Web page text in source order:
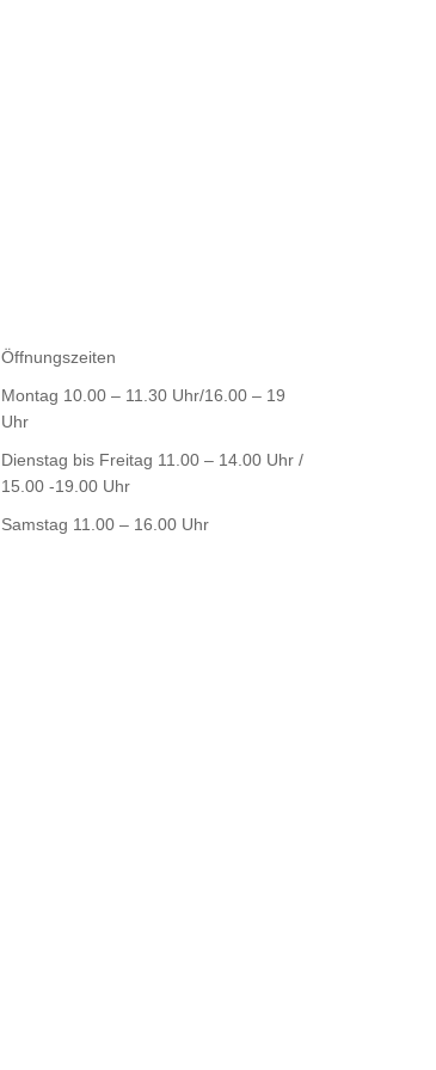
Öffnungszeiten
Montag 10.00 – 11.30 Uhr/16.00 – 19
Uhr
Dienstag bis Freitag 11.00 – 14.00 Uhr /
15.00 -19.00 Uhr
Samstag 11.00 – 16.00 Uhr